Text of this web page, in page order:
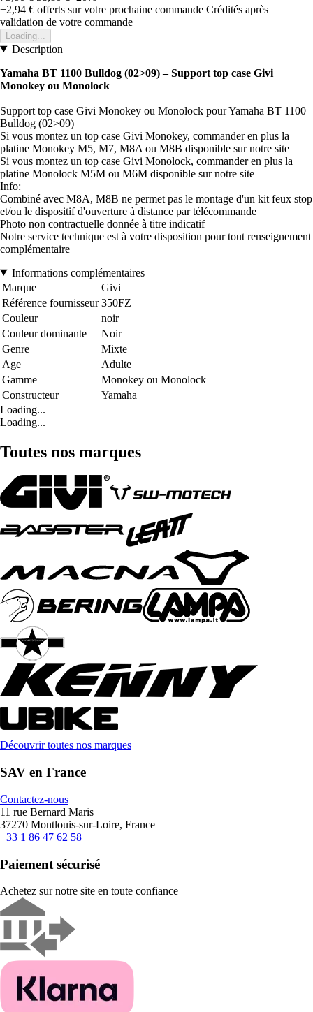
+2,94 € offerts sur votre prochaine commande Crédités après
validation de votre commande
Loading...
Description
Yamaha BT 1100 Bulldog (02>09)– Support top case Givi
Monokey ou Monolock
Support top case Givi Monokey ou Monolock pour Yamaha BT 1100
Bulldog (02>09)
Si vous montez un top case Givi Monokey, commander en plus la
platine Monokey M5, M7, M8A ou M8B disponible sur notre site
Si vous montez un top case Givi Monolock, commander en plus la
platine Monolock M5M ou M6M disponible sur notre site
Info:
Combiné avec M8A, M8B ne permet pas le montage d'un kit feux stop
et/ou le dispositif d'ouverture à distance par télécommande
Photo non contractuelle donnée à titre indicatif
Notre service technique est à votre disposition pour tout renseignement
complémentaire
Informations complémentaires
Marque
Givi
Référence fournisseur 350FZ
Couleur
noir
Couleur dominante
Noir
Genre
Mixte
Age
Adulte
Gamme
Monokey ou Monolock
Constructeur
Yamaha
Loading...
Loading...
Toutes nos marques
Découvrir toutes nos marques
SAV en France
Contactez-nous
11 rue Bernard Maris
37270 Montlouis-sur-Loire, France
+33 1 86 47 62 58
Paiement sécurisé
Achetez sur notre site en toute confiance